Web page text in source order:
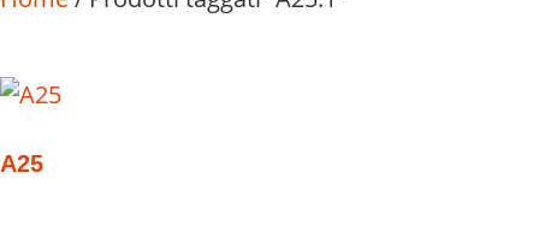
A25